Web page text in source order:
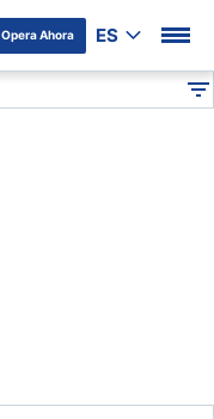
Opera Ahora ES